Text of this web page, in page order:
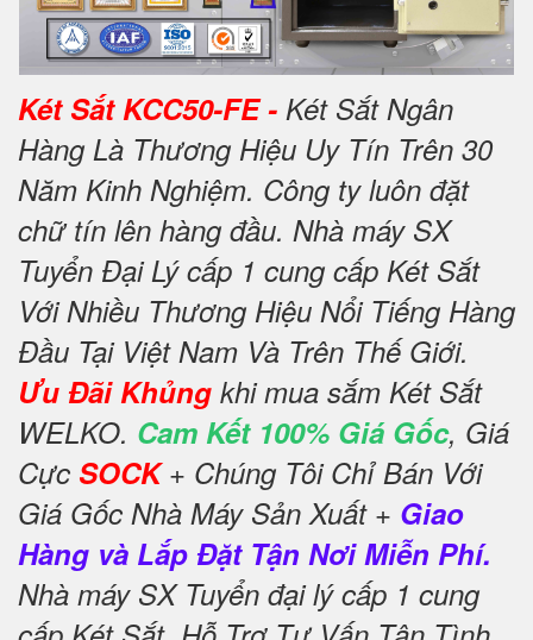
Két Sắt KCC50-FE - Két Sắt Ngân
Hàng Là Thương Hiệu Uy Tín Trên 30
Năm Kinh Nghiệm. Công ty luôn đặt
chữ tín lên hàng đầu. Nhà máy SX
Tuyển Đại Lý cấp 1 cung cấp Két Sắt
Với Nhiều Thương Hiệu Nổi Tiếng Hàng
Đầu Tại Việt Nam Và Trên Thế Giới.
Ưu Đãi Khủng khi mua sắm Két Sắt
WELKO. Cam Kết 100% Giá Gốc, Giá
Cực SOCK+ Chúng Tôi Chỉ Bán Với
Giá Gốc Nhà Máy Sản Xuất + Giao
Hàng và Lắp Đặt Tận Nơi Miễn Phí.
Nhà máy SX Tuyển đại lý cấp 1 cung